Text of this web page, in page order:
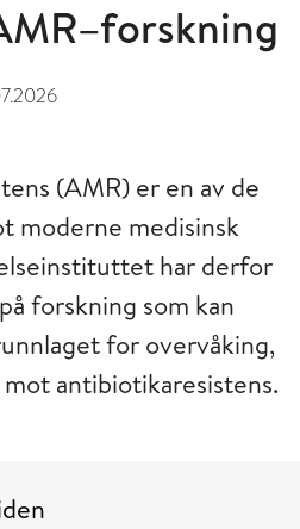
(AMR) er en av de
moderne medisinsk
har derfor
forskning som kan
for overvåking,
antibiotikaresistens.